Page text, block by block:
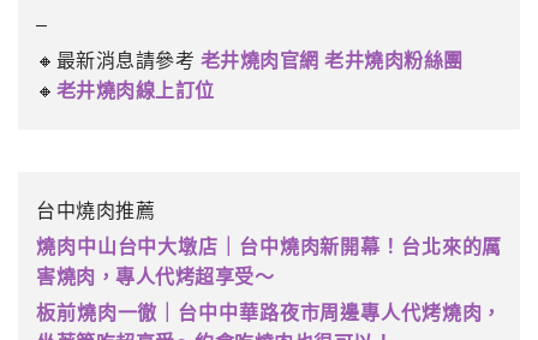
–
🔸最新消息請參考 老井燒肉官網 老井燒肉粉絲團
🔸 老井燒肉線上訂位
台中燒肉推薦
燒肉中山台中大墩店｜台中燒肉新開幕！台北來的厲
害燒肉，專人代烤超享受～
板前燒肉一徹｜台中中華路夜市周邊專人代烤燒肉，